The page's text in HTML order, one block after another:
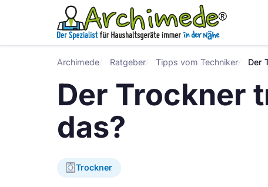
Archimede Ratgeber Tipps vom Techniker Der
Der Trockner
das?
Trockner